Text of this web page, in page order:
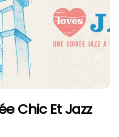
Chic Et Jazz